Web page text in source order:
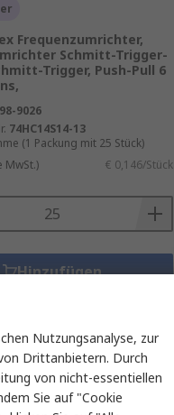
Frequenzumrichter,
Schmitt-Trigger-
Trigger, Push-Pull 6
9026
74HC14S14-13
(1 Packung mit 25 Stück)
MwSt.) € 0,146/Stück
Hinzufügen
Nutzungsanalyse, zur
Drittanbietern. Durch
von nicht-essentiellen
Sie auf "Cookie